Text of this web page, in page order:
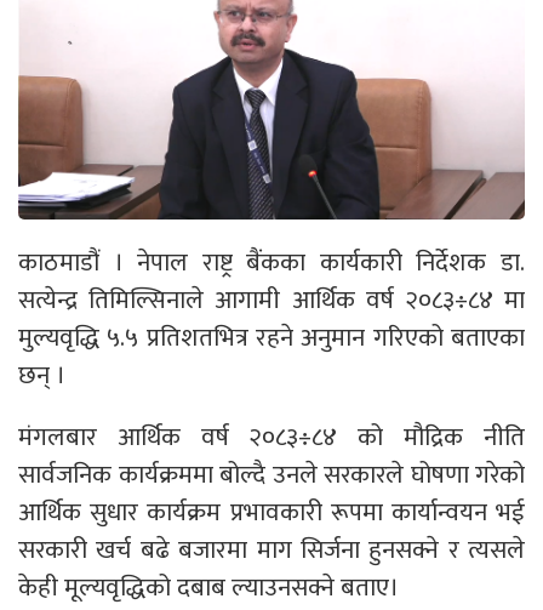
काठमाडौं । नेपाल राष्ट्र बैंकका कार्यकारी निर्देशक डा.
सत्येन्द्र तिमिल्सिनाले आगामी आर्थिक वर्ष २०८३÷८४ मा
मुल्यवृद्धि ५.५ प्रतिशतभित्र रहने अनुमान गरिएको बताएका
छन् ।
मंगलबार आर्थिक वर्ष २०८३÷८४ को मौद्रिक नीति
सार्वजनिक कार्यक्रममा बोल्दै उनले सरकारले घोषणा गरेको
आर्थिक सुधार कार्यक्रम प्रभावकारी रूपमा कार्यान्वयन भई
सरकारी खर्च बढे बजारमा माग सिर्जना हुनसक्ने र त्यसले
केही मूल्यवृद्धिको दबाब ल्याउनसक्ने बताए।